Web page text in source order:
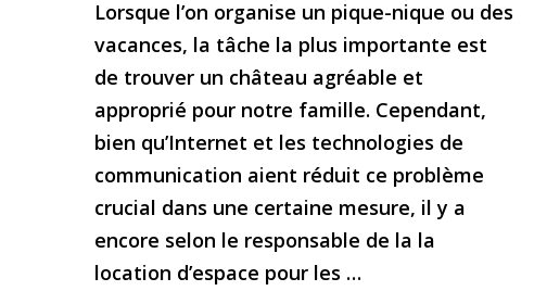
Lorsque l’on organise un pique-nique ou des
vacances, la tâche la plus importante est
de trouver un château agréable et
approprié pour notre famille. Cependant,
bien qu’Internet et les technologies de
communication aient réduit ce problème
crucial dans une certaine mesure, il y a
encore selon le responsable de la la
location d’espace pour les …